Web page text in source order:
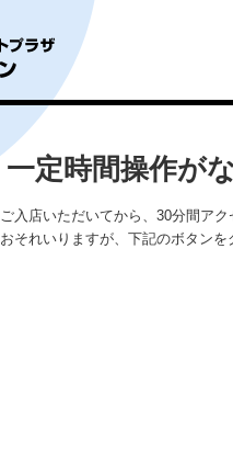
一定時間操作が
ご入店いただいてから、30分間ア
おそれいりますが、下記のボタンを